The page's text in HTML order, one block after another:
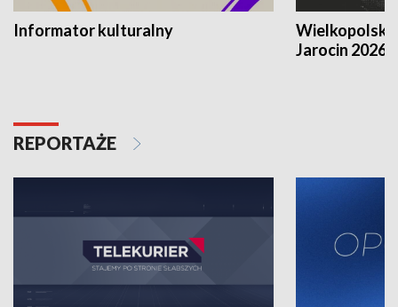
Informator kulturalny
Jarocin 2026
REPORTAŻE